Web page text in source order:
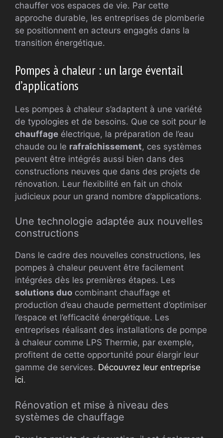
chauffer vos espaces de vie. Par cette
approche durable, les entreprises de plomberie
se positionnent en acteurs engagés dans la
transition énergétique.
Pompes à chaleur : un large éventail
d’applications
Les pompes à chaleur s’adaptent à une variété
de typologies et de besoins. Que ce soit pour le
chauffage électrique, la préparation de l’eau
chaude ou le rafraîchissement, ces systèmes
peuvent être intégrés aussi bien dans des
constructions neuves que dans des projets de
rénovation. Leur flexibilité en fait un choix
judicieux pour un grand nombre d’applications.
Une technologie adaptée aux nouvelles
constructions
Dans le cadre des nouvelles constructions, les
pompes à chaleur peuvent être facilement
intégrées dès les premières étapes. Les
solutions duo combinant chauffage et
production d’eau chaude permettent d’optimiser
l’espace et l’efficacité énergétique. Les
entreprises réalisant des installations de pompe
à chaleur comme LPS Thermie, par exemple,
profitent de cette opportunité pour élargir leur
gamme de services. Découvrez leur entreprise
ici.
Rénovation et mise à niveau des
systèmes de chauffage